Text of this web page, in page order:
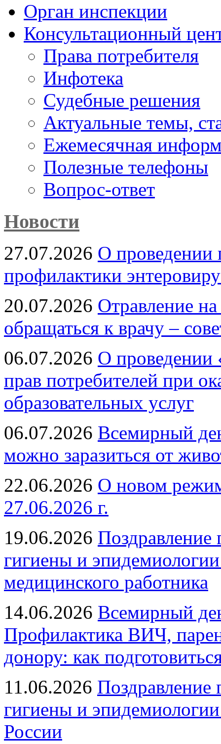
Орган инспекции
Консультационный
Права потребителя
Инфотека
Судебные решения
Актуальные темы,
Ежемесячная
Полезные телефоны
Вопрос-ответ
Новости
27.07.2026 О проведении
профилактики
20.07.2026 Отравление
обращаться к врачу –
06.07.2026 О проведении
прав потребителей при
образовательных услуг
06.07.2026 Всемирный
можно заразиться от
22.06.2026 О новом
27.06.2026 г.
19.06.2026 Поздравление
гигиены и
медицинского работника
14.06.2026 Всемирный
Профилактика ВИЧ,
донору: как
11.06.2026 Поздравление
гигиены и
России